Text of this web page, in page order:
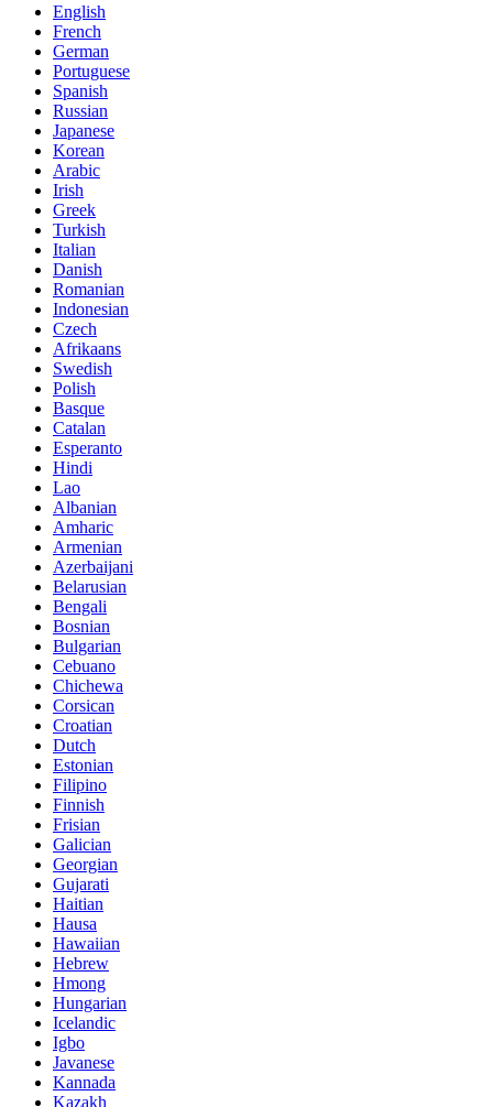
English
French
German
Portuguese
Spanish
Russian
Japanese
Korean
Arabic
Irish
Greek
Turkish
Italian
Danish
Romanian
Indonesian
Czech
Afrikaans
Swedish
Polish
Basque
Catalan
Esperanto
Hindi
Lao
Albanian
Amharic
Armenian
Azerbaijani
Belarusian
Bengali
Bosnian
Bulgarian
Cebuano
Chichewa
Corsican
Croatian
Dutch
Estonian
Filipino
Finnish
Frisian
Galician
Georgian
Gujarati
Haitian
Hausa
Hawaiian
Hebrew
Hmong
Hungarian
Icelandic
Igbo
Javanese
Kannada
Kazakh